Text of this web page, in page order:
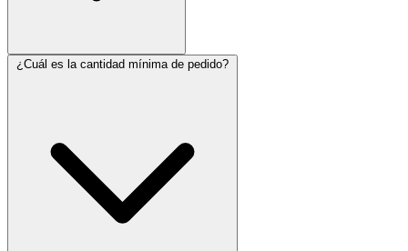
¿Cuál es la cantidad mínima de pedido?